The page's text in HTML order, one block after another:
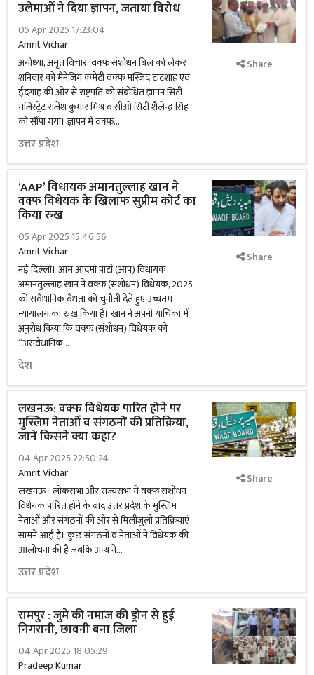
उलेमाओं ने दिया ज्ञापन, जताया विरोध
05 Apr 2025 17:23:04
Amrit Vichar
अयोध्या, अमृत विचार: वक्फ संशोधन बिल को लेकर
शनिवार को मैनेजिंग कमेटी वक्फ मस्जिद टाटशाह एवं
ईदगाह की ओर से राष्ट्रपति को संबोधित ज्ञापन सिटी
मजिस्ट्रेट राजेश कुमार मिश्र व सीओ सिटी शैलेन्द्र सिंह
को सौंपा गया। ज्ञापन में वक्फ...
उत्तर प्रदेश
Share
‘AAP’ विधायक अमानतुल्लाह खान ने
वक्फ विधेयक के खिलाफ सुप्रीम कोर्ट का
किया रुख
05 Apr 2025 15:46:56
Amrit Vichar
नई दिल्ली। आम आदमी पार्टी (आप) विधायक
अमानतुल्लाह खान ने वक्फ (संशोधन) विधेयक, 2025
की संवैधानिक वैधता को चुनौती देते हुए उच्चतम
न्यायालय का रुख किया है। खान ने अपनी याचिका में
अनुरोध किया कि वक्फ (संशोधन) विधेयक को
‘‘असंवैधानिक...
देश
Share
लखनऊ: वक्फ विधेयक पारित होने पर
मुस्लिम नेताओं व संगठनों की प्रतिक्रिया,
जानें किसने क्या कहा?
04 Apr 2025 22:50:24
Amrit Vichar
लखनऊ। लोकसभा और राज्यसभा में वक्फ संशोधन
विधेयक पारित होने के बाद उत्तर प्रदेश के मुस्लिम
नेताओं और संगठनों की ओर से मिलीजुली प्रतिक्रियाएं
सामने आई हैं। कुछ संगठनों व नेताओं ने विधेयक की
आलोचना की है जबकि अन्य ने...
उत्तर प्रदेश
Share
रामपुर : जुमे की नमाज की ड्रोन से हुई
निगरानी, छावनी बना जिला
04 Apr 2025 18:05:29
Pradeep Kumar